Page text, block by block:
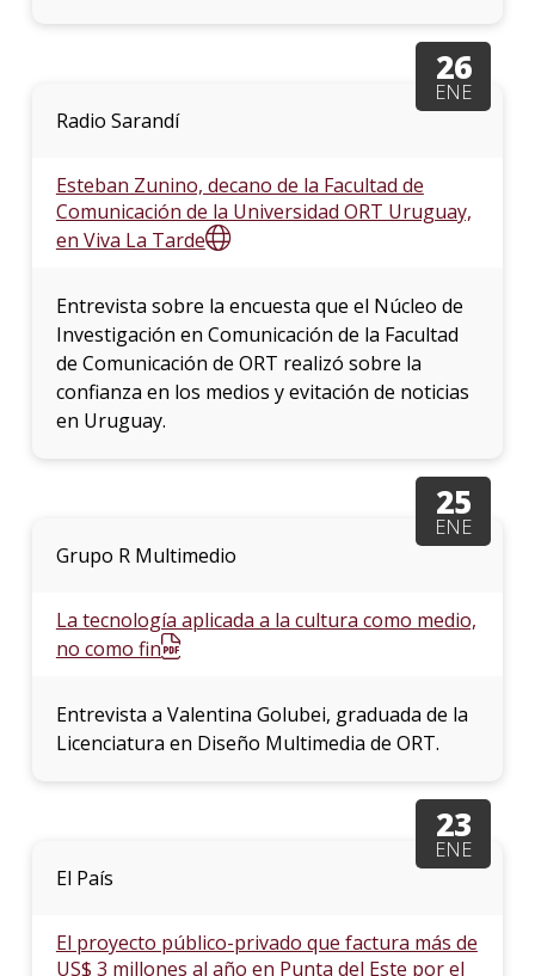
26
ENE
Radio Sarandí
Esteban Zunino, decano de la Facultad de
Comunicación de la Universidad ORT Uruguay,
en Viva La Tarde
Entrevista sobre la encuesta que el Núcleo de
Investigación en Comunicación de la Facultad
de Comunicación de ORT realizó sobre la
confianza en los medios y evitación de noticias
en Uruguay.
25
ENE
Grupo R Multimedio
La tecnología aplicada a la cultura como medio,
no como fin
Entrevista a Valentina Golubei, graduada de la
Licenciatura en Diseño Multimedia de ORT.
23
ENE
El País
El proyecto público-privado que factura más de
US$ 3 millones al año en Punta del Este por el